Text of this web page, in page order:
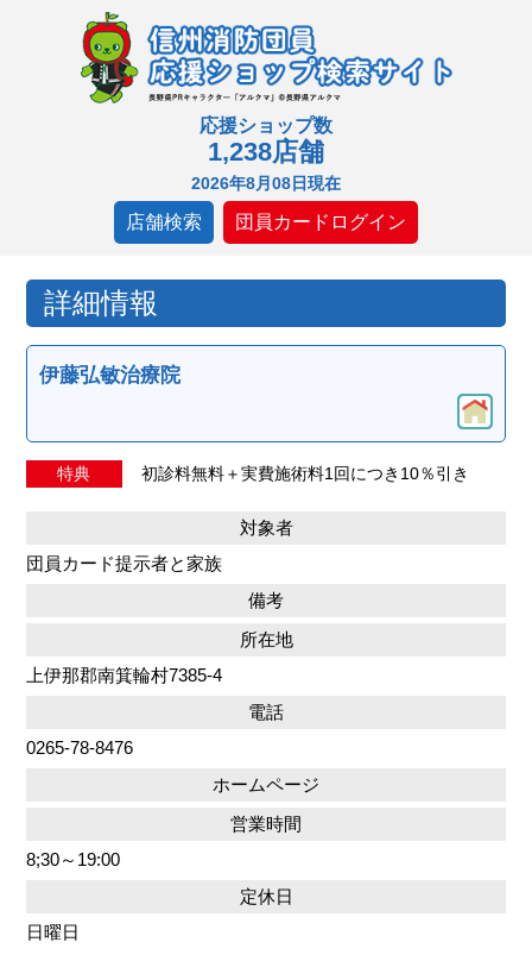
応援ショップ数
1,238店舗
2026年8月08日現在
店舗検索 団員カードログイン
詳細情報
伊藤弘敏治療院
特典 初診料無料＋実費施術料1回につき10％引き
対象者
団員カード提示者と家族
備考
所在地
上伊那郡南箕輪村7385-4
電話
0265-78-8476
ホームページ
営業時間
8;30～19:00
定休日
日曜日